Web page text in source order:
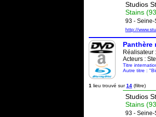
Studios
Stains
93 -
http://
Panthère
Réalisateur :
Acteurs :
Titre
Autre titre :
1 lieu trouvé sur14 (filtre)
Studios
Stains
93 -